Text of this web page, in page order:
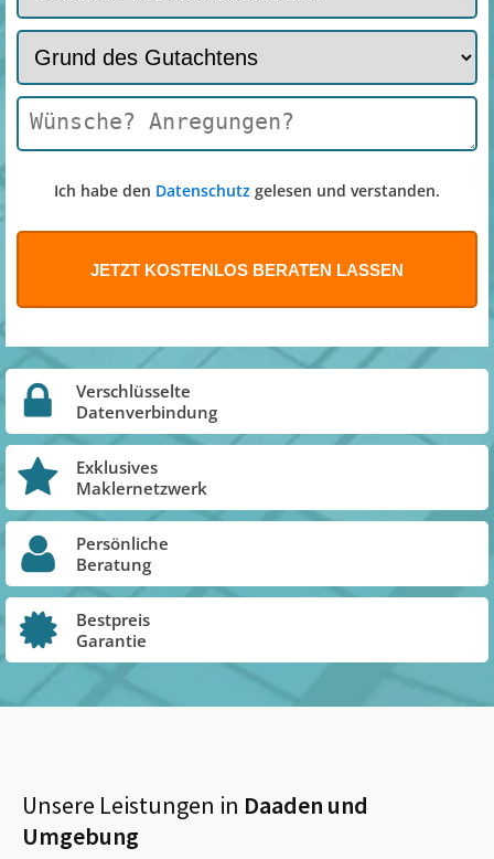
Ich habe den Datenschutz gelesen und verstanden.
Verschlüsselte
Datenverbindung
Exklusives
Maklernetzwerk
Persönliche
Beratung
Bestpreis
Garantie
Unsere Leistungen in Daaden und
Umgebung